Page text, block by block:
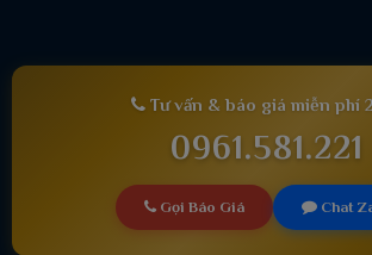
Tư vấn & báo giá miễn phí
0961.581.221
Gọi Báo Giá Chat